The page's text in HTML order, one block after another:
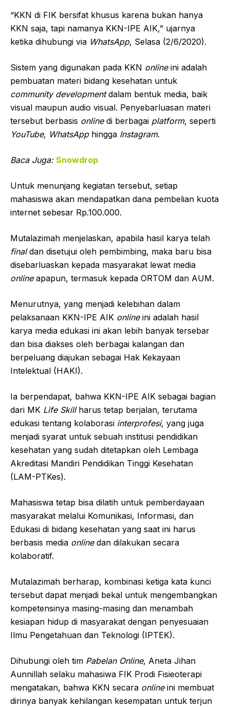
“KKN di FIK bersifat khusus karena bukan hanya
KKN saja, tapi namanya KKN-IPE AIK,” ujarnya
ketika dihubungi via WhatsApp, Selasa (2/6/2020).
Sistem yang digunakan pada KKN onlineini adalah
pembuatan materi bidang kesehatan untuk
community developmentdalam bentuk media, baik
visual maupun audio visual. Penyebarluasan materi
tersebut berbasis online di berbagai platform, seperti
YouTube, WhatsApp hingga Instagram.
Baca Juga: Snowdrop
Untuk menunjang kegiatan tersebut, setiap
mahasiswa akan mendapatkan dana pembelian kuota
internet sebesar Rp.100.000.
Mutalazimah menjelaskan, apabila hasil karya telah
finaldan disetujui oleh pembimbing, maka baru bisa
disebarluaskan kepada masyarakat lewat media
onlineapapun, termasuk kepada ORTOM dan AUM.
Menurutnya, yang menjadi kelebihan dalam
pelaksanaan KKN-IPE AIK onlineini adalah hasil
karya media edukasi ini akan lebih banyak tersebar
dan bisa diakses oleh berbagai kalangan dan
berpeluang diajukan sebagai Hak Kekayaan
Intelektual (HAKI).
Ia berpendapat, bahwa KKN-IPE AIK sebagai bagian
dari MK Life Skillharus tetap berjalan, terutama
edukasi tentang kolaborasi interprofesi, yang juga
menjadi syarat untuk sebuah institusi pendidikan
kesehatan yang sudah ditetapkan oleh Lembaga
Akreditasi Mandiri Pendidikan Tinggi Kesehatan
(LAM-PTKes).
Mahasiswa tetap bisa dilatih untuk pemberdayaan
masyarakat melalui Komunikasi, Informasi, dan
Edukasi di bidang kesehatan yang saat ini harus
berbasis media onlinedan dilakukan secara
kolaboratif.
Mutalazimah berharap, kombinasi ketiga kata kunci
tersebut dapat menjadi bekal untuk mengembangkan
kompetensinya masing-masing dan menambah
kesiapan hidup di masyarakat dengan penyesuaian
Ilmu Pengetahuan dan Teknologi (IPTEK).
Dihubungi oleh tim Pabelan Online, Aneta Jihan
Aunnillah selaku mahasiwa FIK Prodi Fisieoterapi
mengatakan, bahwa KKN secara onlineini membuat
dirinya banyak kehilangan kesempatan untuk terjun